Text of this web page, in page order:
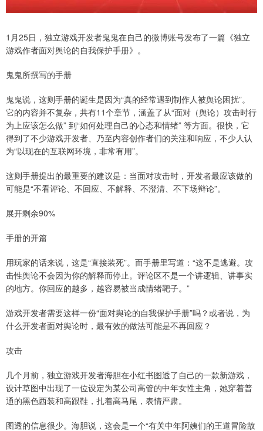
1月25日，独立游戏开发者鬼鬼在自己的微博账号发布了一篇《独立
游戏作者面对舆论的自我保护手册》。
鬼鬼所撰写的手册
鬼鬼说，这则手册的诞生是因为“真的经常遇到制作人被舆论困扰”。
它的内容并不复杂，共有11个章节，涵盖了从“面对（舆论）攻击时行
为上应该怎么做” 到“如何处理自己的心态和情绪” 等方面。很快，它
得到了不少游戏开发者、乃至内容创作者们的关注和响应，不少人认
为“以现在的互联网环境，非常有用”。
这则手册提出的最重要的建议是：当面对攻击时，开发者最应该做的
可能是“不看评论、不回应、不解释、不澄清、不下场辩论”。
展开剩余90%
手册的开篇
用玩家的话来说，这是“直接装死”。而手册里写道：“这不是逃避。攻
击性舆论不会因为你的解释而停止。评论区不是一个讲逻辑、讲事实
的地方。你回应的越多，越容易被当成情绪靶子。”
游戏开发者需要这样一份“面对舆论的自我保护手册”吗？或者说，为
什么开发者面对舆论时，最有效的做法可能是不再回应？
攻击
几个月前，独立游戏开发者海胆在小红书图透了自己的一款新游戏，
设计草图中出现了一位设定为某公司高管的中年女性主角，她穿着普
通的黑色西装和高跟鞋，扎着高马尾，表情严肃。
图透的信息很少。海胆说，这会是一个“有关中年阿姨们的王道冒险故